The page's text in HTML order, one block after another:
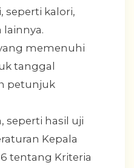
seperti kalori,
lainnya.
memenuhi
tanggal
petunjuk
seperti hasil uji
Kepala
tentang Kriteria